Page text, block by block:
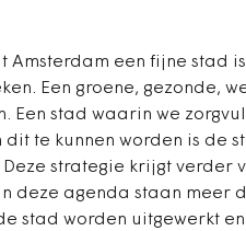
Amsterdam een fijne stad
Een groene, gezonde,
Een stad waarin we
te kunnen worden is de
strategie krijgt verder
deze agenda staan meer
stad worden uitgewerkt